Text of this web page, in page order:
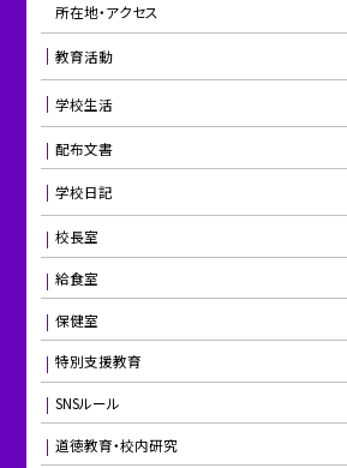
所在地・アクセス
教育活動
学校生活
配布文書
学校日記
校長室
給食室
保健室
特別支援教育
SNSルール
道徳教育・校内研究